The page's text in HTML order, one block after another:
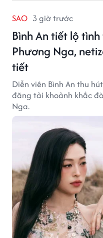
SAO 3 giờ trước
Bình An tiết lộ
Phương Nga,
tiết
Diễn viên Bình An thu
đăng tải khoảnh khắc
Nga.